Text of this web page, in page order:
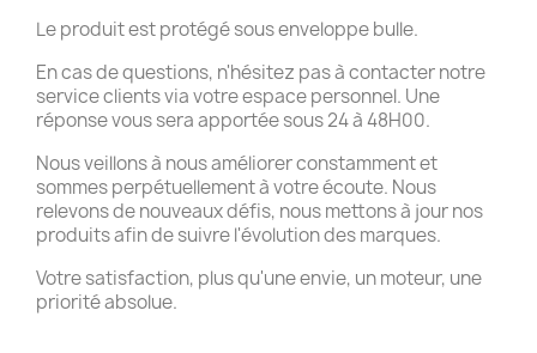
Le produit est protégé sous enveloppe bulle.
En cas de questions, n'hésitez pas à contacter notre
service clients via votre espace personnel. Une
réponse vous sera apportée sous 24 à 48H00.
Nous veillons à nous améliorer constamment et
sommes perpétuellement à votre écoute. Nous
relevons de nouveaux défis, nous mettons à jour nos
produits afin de suivre l'évolution des marques.
Votre satisfaction, plus qu'une envie, un moteur, une
priorité absolue.